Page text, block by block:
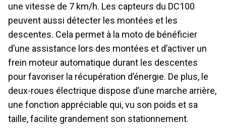
une vitesse de 7 km/h. Les capteurs du DC100
peuvent aussi détecter les montées et les
descentes. Cela permet à la moto de bénéficier
d’une assistance lors des montées et d’activer un
frein moteur automatique durant les descentes
pour favoriser la récupération d’énergie. De plus, le
deux-roues électrique dispose d’une marche arrière,
une fonction appréciable qui, vu son poids et sa
taille, facilite grandement son stationnement.